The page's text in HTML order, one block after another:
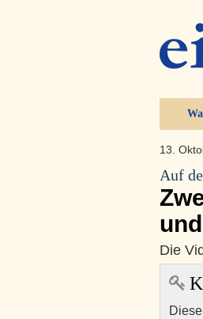
13.
Auf
Die